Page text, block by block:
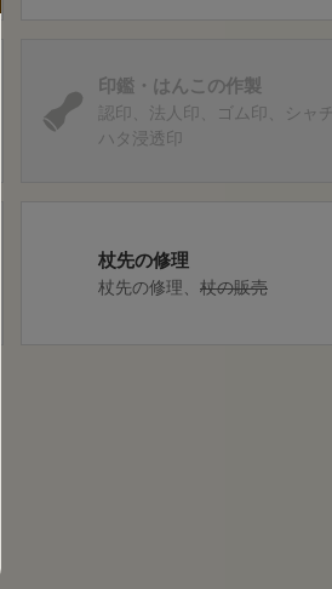
印鑑・はんこの作製
認印 法人印 ゴム印
シャチ
ハタ浸透印
杖先の修理
杖先の修理 杖の販売